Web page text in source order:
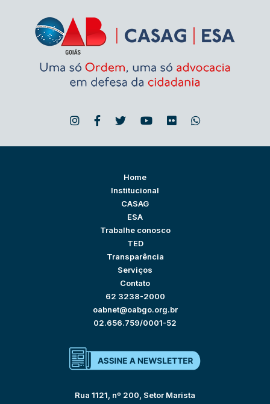
Home
Institucional
CASAG
ESA
Trabalhe conosco
TED
Transparência
Serviços
Contato
62 3238-2000
oabnet@oabgo.org.br
02.656.759/0001-52
Rua 1121, nº 200, Setor Marista